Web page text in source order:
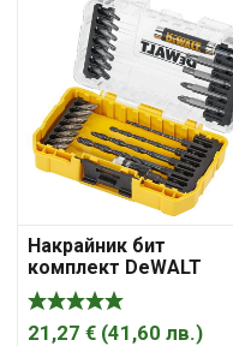
Накрайник бит
комплект DeWALT
PH/PZ/SB/TX/SW с
магнитен държач 1/4″,
25 бр., DT70708
21,27 € (41,60 лв.)